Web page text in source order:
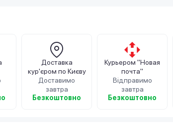
Доставка
кур'єром по Києву
Доставимо
завтра
Безкоштовно
Курьером "Новая
почта"
Відправимо
завтра
Безкоштовно